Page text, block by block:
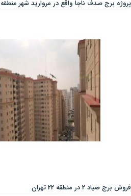
پروژه برج صدف ناجا واقع در مروارید شهر منطقه 22
فروش برج صیاد 2 در منطقه 22 تهران